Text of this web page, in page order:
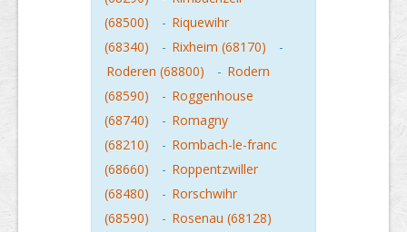
(68500)
- Riquewihr
(68340)
- Rixheim (68170)
-
Roderen (68800)
- Rodern
(68590)
- Roggenhouse
(68740)
- Romagny
(68210)
- Rombach-le-franc
(68660)
- Roppentzwiller
(68480)
- Rorschwihr
(68590)
- Rosenau (68128)